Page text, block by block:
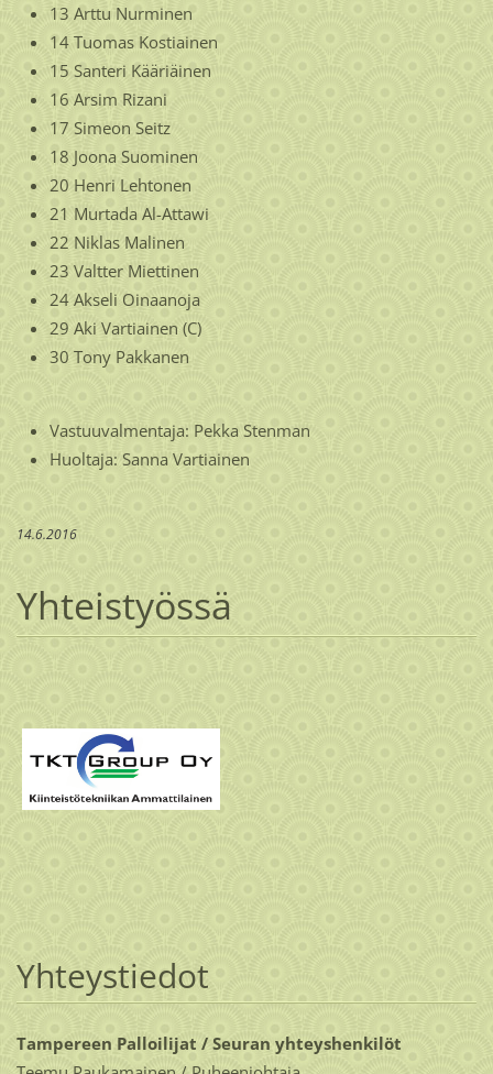
13 Arttu Nurminen
14 Tuomas Kostiainen
15 Santeri Kääriäinen
16 Arsim Rizani
17 Simeon Seitz
18 Joona Suominen
20 Henri Lehtonen
21 Murtada Al-Attawi
22 Niklas Malinen
23 Valtter Miettinen
24 Akseli Oinaanoja
29 Aki Vartiainen (C)
30 Tony Pakkanen
Vastuuvalmentaja: Pekka Stenman
Huoltaja: Sanna Vartiainen
14.6.2016
Yhteistyössä
Yhteystiedot
Tampereen Palloilijat / Seuran yhteyshenkilöt